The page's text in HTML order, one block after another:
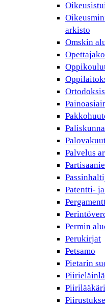
arkisto
Omskin
Palvelus
Patentti-
Permin
Perukirjat
Petsamo
Pietarin